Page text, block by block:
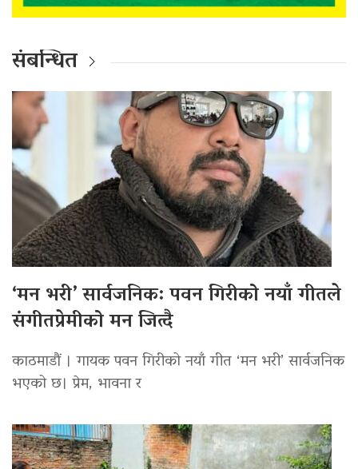
संबन्धित
‘मन भरी’ सार्वजनिक: पवन गिरीको नयाँ गीतले
संगीतप्रेमीको मन जित्दै
काठमाडौं । गायक पवन गिरीको नयाँ गीत ‘मन भरी’ सार्वजनिक
भएको छ। प्रेम, भावना र